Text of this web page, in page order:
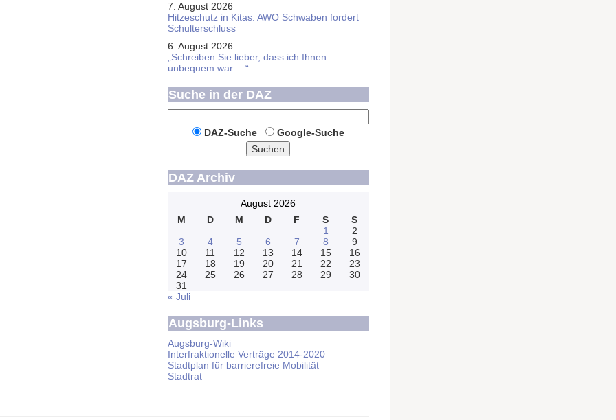
7. August 2026
Hitzeschutz in Kitas: AWO Schwaben fordert
Schulterschluss
6. August 2026
„Schreiben Sie lieber, dass ich Ihnen
unbequem war …“
Suche in der DAZ
DAZ-Suche
Google-Suche
Suchen
DAZ Archiv
August 2026
M
D M D F S
S
1
2
3
4 5 6 7 8
9
10
11 12 13 14 15
16
17
18 19 20 21 22
23
24
25 26 27 28 29
30
31
« Juli
Augsburg-Links
Augsburg-Wiki
Interfraktionelle Verträge 2014-2020
Stadtplan für barrierefreie Mobilität
Stadtrat